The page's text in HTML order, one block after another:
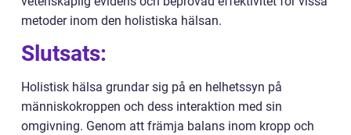
metoder inom den holistiska hälsan.
Slutsats:
Holistisk hälsa grundar sig på en helhetssyn på
människokroppen och dess interaktion med sin
omgivning. Genom att främja balans inom kropp och